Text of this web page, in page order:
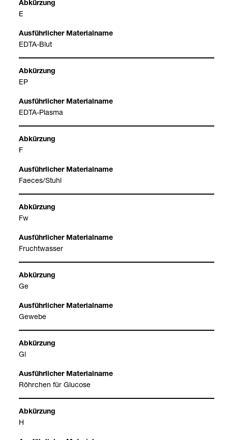
E
EDTA-​Blut
EP
EDTA-​Plasma
F
Faeces/Stuhl
Fw
Frucht­was­ser
Ge
Gewebe
Gl
Röhr­chen für Glu­cose
H